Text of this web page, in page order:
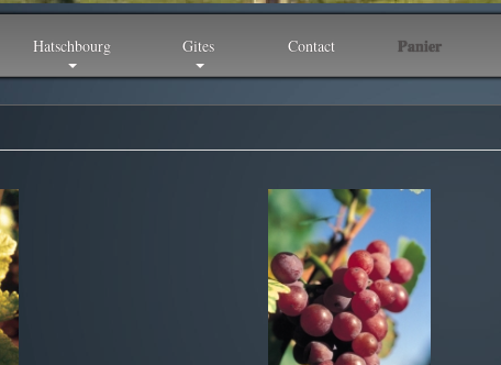
Hatschbourg Gites Contact Panier